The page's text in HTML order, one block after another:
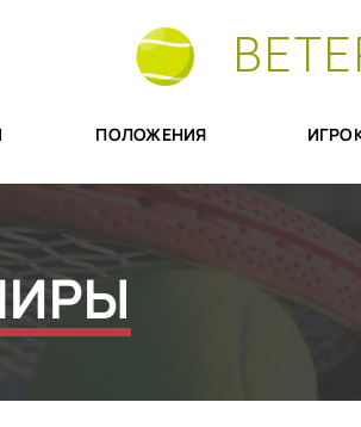
ПОЛОЖЕНИЯ